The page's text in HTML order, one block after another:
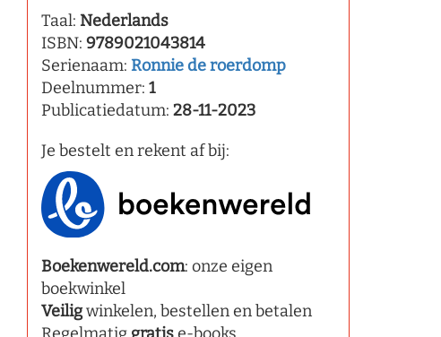
Taal: Nederlands
ISBN: 9789021043814
Serienaam: Ronnie de roerdomp
Deelnummer: 1
Publicatiedatum: 28-11-2023
Je bestelt en rekent af bij:
Boekenwereld.com: onze eigen
boekwinkel
Veiligwinkelen, bestellen en betalen
Regelmatig gratise-books